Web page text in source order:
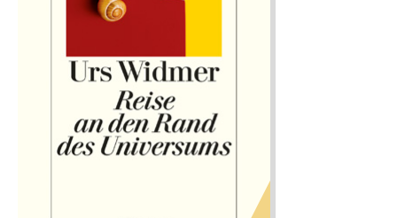
immer gehandelt haben. Doch während die Familie
verschwindet Anna in der Nacht des 9. Novembers
1938 spurlos. Wo soll Adam sie suchen? Sechzig
Jahre später liest Edward atemlos Seite um Seite und
erfährt, wie weit Adam auf seiner Suche nach Anna
gegangen ist…